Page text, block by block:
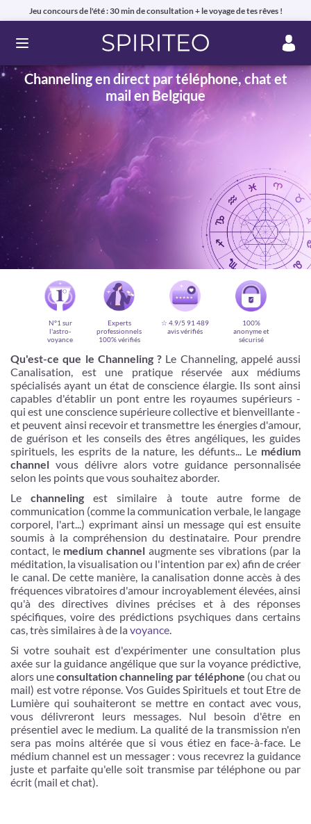
Jeu concours de l'été : 30 min de consultation + le voyage de tes rêves !
Ouvrir le menu
Channeling en direct par téléphone, chat et
mail en Belgique
Voyance privée en ligne par téléphone, chat ou mail
99% de clients satisfaits, avis authentiques !
Je m'inscris
N°1 sur
l'astro-
voyance
Experts
professionnels
100% vérifiés
☆ 4.9/5 91 489
avis vérifiés
100%
anonyme et
sécurisé
Qu'est-ce que le Channeling ? Le Channeling, appelé aussi
Canalisation, est une pratique réservée aux médiums
spécialisés ayant un état de conscience élargie. Ils sont ainsi
capables d'établir un pont entre les royaumes supérieurs -
qui est une conscience supérieure collective et bienveillante -
et peuvent ainsi recevoir et transmettre les énergies d'amour,
de guérison et les conseils des êtres angéliques, les guides
spirituels, les esprits de la nature, les défunts... Le médium
channel vous délivre alors votre guidance personnalisée
selon les points que vous souhaitez aborder.
Lechanneling est similaire à toute autre forme de
communication (comme la communication verbale, le langage
corporel, l'art...) exprimant ainsi un message qui est ensuite
soumis à la compréhension du destinataire. Pour prendre
contact, le medium channelaugmente ses vibrations (par la
méditation, la visualisation ou l'intention par ex) afin de créer
le canal. De cette manière, la canalisation donne accès à des
fréquences vibratoires d'amour incroyablement élevées, ainsi
qu'à des directives divines précises et à des réponses
spécifiques, voire des prédictions psychiques dans certains
cas, très similaires à de la voyance.
Si votre souhait est d'expérimenter une consultation plus
axée sur la guidance angélique que sur la voyance prédictive,
alors uneconsultation channeling par téléphone (ou chat ou
mail) est votre réponse. Vos Guides Spirituels et tout Etre de
Lumière qui souhaiteront se mettre en contact avec vous,
vous délivreront leurs messages. Nul besoin d'être en
présentiel avec le medium. La qualité de la transmission n'en
sera pas moins altérée que si vous étiez en face-à-face. Le
médium channel est un messager : vous recevrez la guidance
juste et parfaite qu'elle soit transmise par téléphone ou par
écrit (mail et chat).